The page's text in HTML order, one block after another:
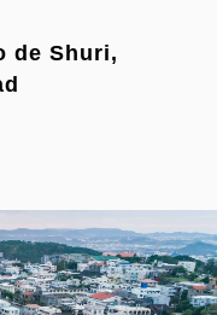
de Shuri,